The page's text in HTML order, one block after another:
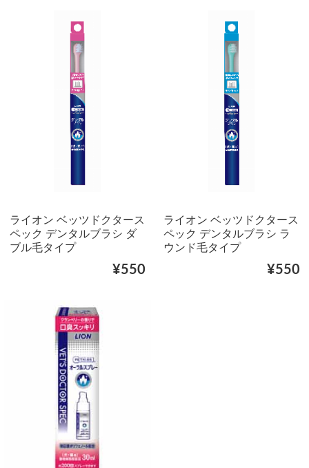
ライオン ベッツドクタース
ペック デンタルブラシ ダ
ブル毛タイプ
¥550
ライオン ベッツドクタース
ペック デンタルブラシ ラ
ウンド毛タイプ
¥550